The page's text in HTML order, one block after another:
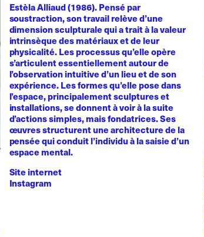
Estèla Alliaud (1986). Pensé par
soustraction, son travail relève d’une
dimension sculpturale qui a trait à la valeur
intrinsèque des matériaux et de leur
physicalité. Les processus qu’elle opère
s’articulent essentiellement autour de
l’observation intuitive d’un lieu et de son
expérience. Les formes qu’elle pose dans
l’espace, principalement sculptures et
installations, se donnent à voir à la suite
d’actions simples, mais fondatrices. Ses
œuvres structurent une architecture de la
pensée qui conduit l’individu à la saisie d’un
espace mental.
Site internet
Instagram